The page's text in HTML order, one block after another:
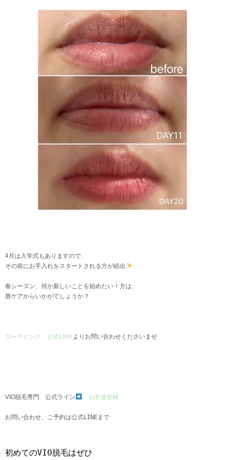
4月は入学式もありますので、
その前にお手入れをスタートされる方が続出
春シーズン、何か新しいことを始めたい！方は、
唇ケアからいかがでしょうか？
ローマピンク 公式LINE よりお問い合わせくださいませ
VIO脱毛専門 公式ライン お友達登録
お問い合わせ、ご予約は公式LINEまで
初めてのVIO脱毛はぜひ